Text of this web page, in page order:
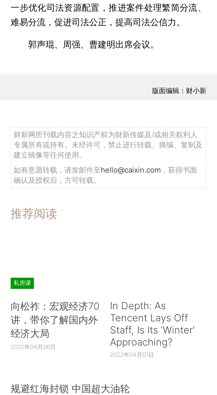
一步优化司法资源配置，推进案件处理繁简分流、
难易分流，促进司法公正，提高司法公信力。
郭声琨、周强、曹建明出席会议。
版面编辑：财小新
财新网所刊载内容之知识产权为财新传媒及/或相关权利人
专属所有或持有。未经许可，禁止进行转载、摘编、复制及
建立镜像等任何使用。
如有意愿转载，请发邮件至hello@caixin.com ，获得书面
确认及授权后，方可转载。
推荐阅读
私房课
向松祚：宏观经济70
讲，带你了解国内外
经济大局
2022年04月06日
In Depth: As
Tencent Lays Off
Staff, Is Its ‘Winter’
Approaching?
2022年04月01日
规避红海封锁 中国超大油轮